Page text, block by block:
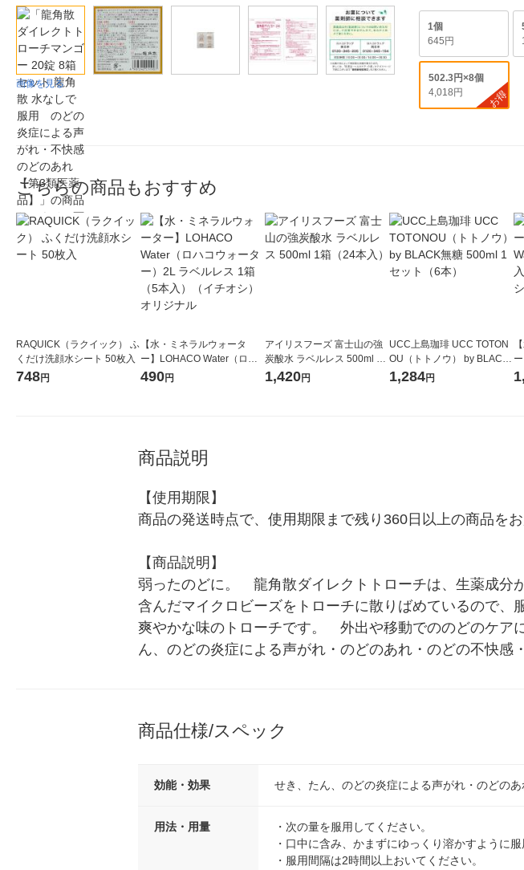
画像を見る
1個
645円
502.3円×8個
4,018円
お得
こちらの商品もおすすめ
RAQUICK（ラクイック） ふ
くだけ洗顔水シート 50枚入
748円
【水・ミネラルウォータ
ー】LOHACO Water（ロハ
コウォーター）2L ラベルレ
490円
アイリスフーズ 富士山の強
炭酸水 ラベルレス 500ml 1
箱（24本入）
1,420円
UCC上島珈琲 UCC TOTON
OU（トトノウ） by BLACK
無糖 500ml 1セット（6本）
1,284円
1
商品説明
【使用期限】
商品の発送時点で、使用期限まで残り360日以上の商品をお
【商品説明】
弱ったのどに。　龍角散ダイレクトトローチは、生薬成
含んだマイクロビーズをトローチに散りばめているので、
爽やかな味のトローチです。　外出や移動でののどのケ
ん、のどの炎症による声がれ・のどのあれ・のどの不快感
商品仕様/スペック
効能・効果 せき、たん、のどの炎症による声がれ・のどの
用法・用量
・次の量を服用してください。
・口中に含み、かまずにゆっくり溶かすように服
・服用間隔は2時間以上おいてください。